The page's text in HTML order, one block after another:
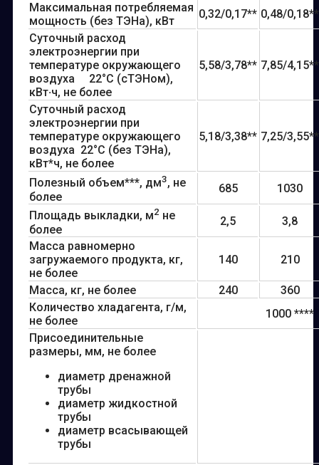
Максимальная потребляемая
мощность (без ТЭНа), кВт
0,32/0,17** 0,48/0,18**
Суточный расход
электроэнергии при
температуре окружающего
воздуха 22°С (сТЭНом),
кВт·ч, не более
5,58/3,78** 7,85/4,15**
Суточный расход
электроэнергии при
температуре окружающего
воздуха 22°С (без ТЭНа),
кВт*ч, не более
5,18/3,38** 7,25/3,55**
Полезный объем***, дм3, не
более
685 1030
Площадь выкладки, м2 не
более
2,5
3,8
Масса равномерно
загружаемого продукта, кг,
не более
140 210
Масса, кг, не более 240
360
Количество хладагента, г/м,
не более
1000 ****
Присоединительные
размеры, мм, не более
диаметр дренажной
трубы
диаметр жидкостной
трубы
диаметр всасывающей
трубы